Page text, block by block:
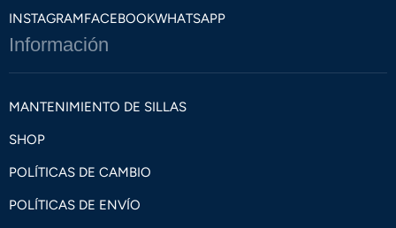
INSTAGRAMFACEBOOKWHATSAPP
Información
MANTENIMIENTO DE SILLAS
SHOP
POLÍTICAS DE CAMBIO
POLÍTICAS DE ENVÍO